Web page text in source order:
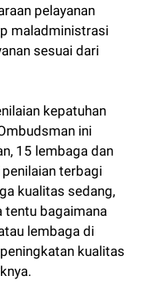
pelayanan
maladministrasi
sesuai dari
kepatuhan
ini
15 lembaga dan
terbagi
kualitas sedang,
tentu bagaimana
lembaga di
kualitas